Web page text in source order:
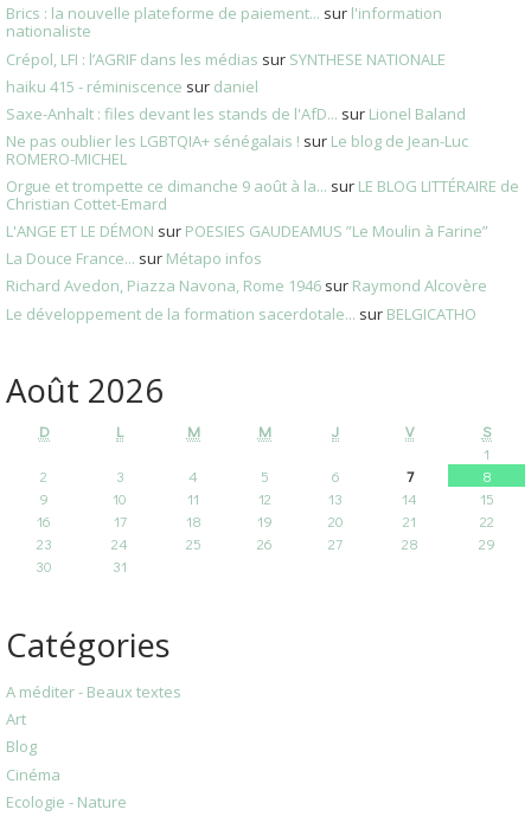
Brics : la nouvelle plateforme de paiement... sur l'information
nationaliste
Crépol, LFI : l’AGRIF dans les médias sur SYNTHESE NATIONALE
haiku 415 - réminiscence sur daniel
Saxe-Anhalt : files devant les stands de l'AfD... sur Lionel Baland
Ne pas oublier les LGBTQIA+ sénégalais ! sur Le blog de Jean-Luc
ROMERO-MICHEL
Orgue et trompette ce dimanche 9 août à la... sur LE BLOG LITTÉRAIRE de
Christian Cottet-Emard
L'ANGE ET LE DÉMON sur POESIES GAUDEAMUS ”Le Moulin à Farine”
La Douce France... sur Métapo infos
Richard Avedon, Piazza Navona, Rome 1946 sur Raymond Alcovère
Le développement de la formation sacerdotale... sur BELGICATHO
Août 2026
D L M M J V
S
1
2
3 4 5 6 7
8
9
10 11 12 13 14
15
16
17 18 19 20 21
22
23
24 25 26 27 28
29
30
31
Catégories
A méditer - Beaux textes
Art
Blog
Cinéma
Ecologie - Nature